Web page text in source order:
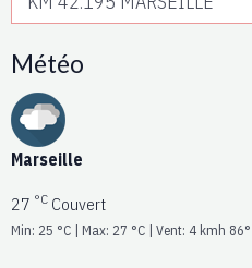
Météo
Marseille
27 °C Couvert
Min: 25 °C | Max: 27 °C | Vent: 4 kmh 86°